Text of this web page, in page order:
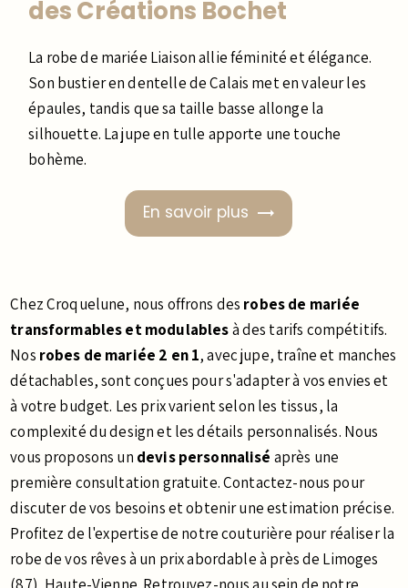
des Créations Bochet
La robe de mariée Liaison allie féminité et élégance.
Son bustier en dentelle de Calais met en valeur les
épaules, tandis que sa taille basse allonge la
silhouette. La jupe en tulle apporte une touche
bohème.
En savoir plus
Chez Croquelune, nous offrons des robes de mariée
transformables et modulablesà des tarifs compétitifs.
Nos robes de mariée 2 en 1, avec jupe, traîne et manches
détachables, sont conçues pour s'adapter à vos envies et
à votre budget. Les prix varient selon les tissus, la
complexité du design et les détails personnalisés. Nous
vous proposons un devis personnalisé après une
première consultation gratuite. Contactez-nous pour
discuter de vos besoins et obtenir une estimation précise.
Profitez de l'expertise de notre couturière pour réaliser la
robe de vos rêves à un prix abordable à près de Limoges